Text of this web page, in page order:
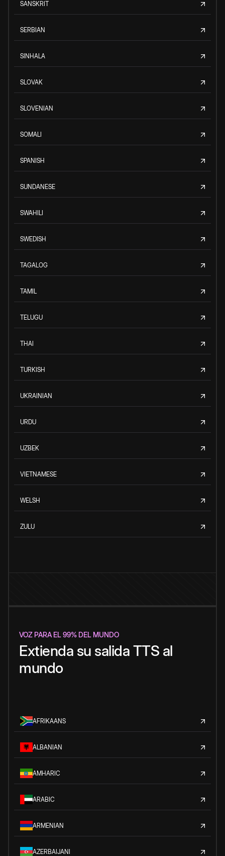
SANSKRIT
SERBIAN
SINHALA
SLOVAK
SLOVENIAN
SOMALI
SPANISH
SUNDANESE
SWAHILI
SWEDISH
TAGALOG
TAMIL
TELUGU
THAI
TURKISH
UKRAINIAN
URDU
UZBEK
VIETNAMESE
WELSH
ZULU
VOZ PARA EL 99% DEL MUNDO
Extienda su salida TTS al
mundo
AFRIKAANS
ALBANIAN
AMHARIC
ARABIC
ARMENIAN
AZERBAIJANI